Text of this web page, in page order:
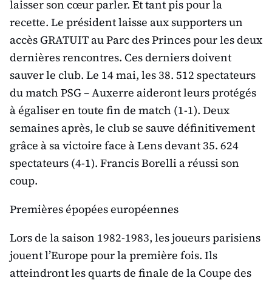
laisser son cœur parler. Et tant pis pour la
recette. Le président laisse aux supporters un
accès GRATUIT au Parc des Princes pour les deux
dernières rencontres. Ces derniers doivent
sauver le club. Le 14 mai, les 38. 512 spectateurs
du match PSG – Auxerre aideront leurs protégés
à égaliser en toute fin de match (1-1). Deux
semaines après, le club se sauve définitivement
grâce à sa victoire face à Lens devant 35. 624
spectateurs (4-1). Francis Borelli a réussi son
coup.
Premières épopées européennes
Lors de la saison 1982-1983, les joueurs parisiens
jouent l’Europe pour la première fois. Ils
atteindront les quarts de finale de la Coupe des